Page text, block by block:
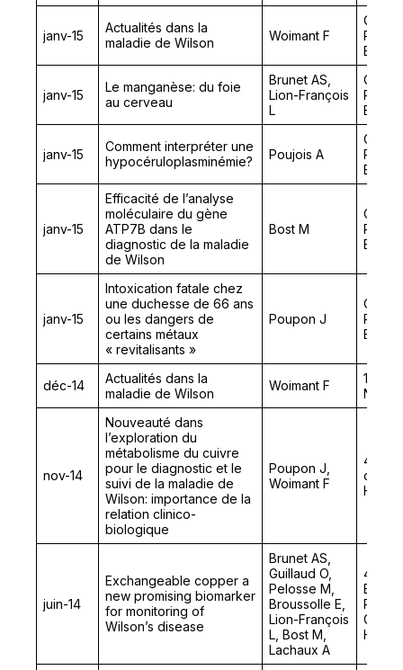
janv-15
Actualités dans la
maladie de Wilson
Woimant F
Rares
janv-15
Le manganèse: du foie
au cerveau
Brunet AS,
Lion-François
L
Rares
janv-15
Comment interpréter une
hypocéruloplasminémie?
Poujois A
Rares
janv-15
Efficacité de l’analyse
moléculaire du gène
ATP7B dans le
diagnostic de la maladie
de Wilson
Bost M
Rares
janv-15
Intoxication fatale chez
une duchesse de 66 ans
ou les dangers de
certains métaux
« revitalisants »
Poupon J
Rares
déc-14
Actualités dans la
maladie de Wilson
Woimant F
nov-14
Nouveauté dans
l’exploration du
métabolisme du cuivre
pour le diagnostic et le
suivi de la maladie de
Wilson: importance de la
relation clinico-
biologique
Poupon J,
Woimant F
des
juin-14
Exchangeable copper a
new promising biomarker
for monitoring of
Wilson’s disease
Brunet AS,
Guillaud O,
Pelosse M,
Broussolle E,
Lion-François
L, Bost M,
Lachaux A
47th